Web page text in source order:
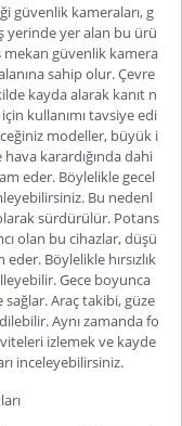
güvenlik kameraları, g
yerinde yer alan bu ürü
mekan güvenlik kamera
sahip olur. Çevre
kayda alarak kanıt n
kullanımı tavsiye edi
modeller, büyük i
hava karardığında dahi
eder. Böylelikle gecel
Bu nedenl
sürdürülür. Potans
olan bu cihazlar, düşü
Böylelikle hırsızlık
Gece boyunca
Araç takibi, güze
Aynı zamanda fo
izlemek ve kayde
inceleyebilirsiniz.